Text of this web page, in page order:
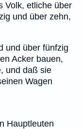
Volk, etliche über
und über zehn,
und über fünfzig
Acker bauen,
und daß sie
Wagen
Hauptleuten